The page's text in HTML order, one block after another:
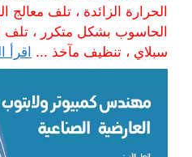
الحرارة الزائدة ، تلف معالج
الحاسوب بشكل متكرر ، تلف
سبلاي ، تنظيف مآخذ ... اقرأ